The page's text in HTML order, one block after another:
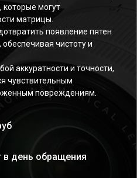
которые могут
матрицы.
появление пятен
чистоту и
аккуратности и точности,
чувствительным
повреждениям.
в день обращения